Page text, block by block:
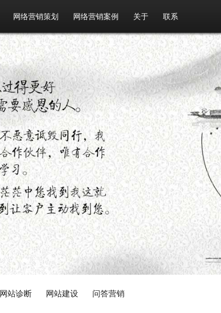
网络营销策划 网络营销案例 关于 联系
网站诊断 网站建设 问答营销